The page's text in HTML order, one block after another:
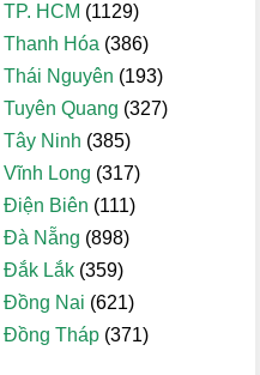
TP. HCM (1129)
Thanh Hóa (386)
Thái Nguyên (193)
Tuyên Quang (327)
Tây Ninh (385)
Vĩnh Long (317)
Điện Biên (111)
Đà Nẵng (898)
Đắk Lắk (359)
Đồng Nai (621)
Đồng Tháp (371)